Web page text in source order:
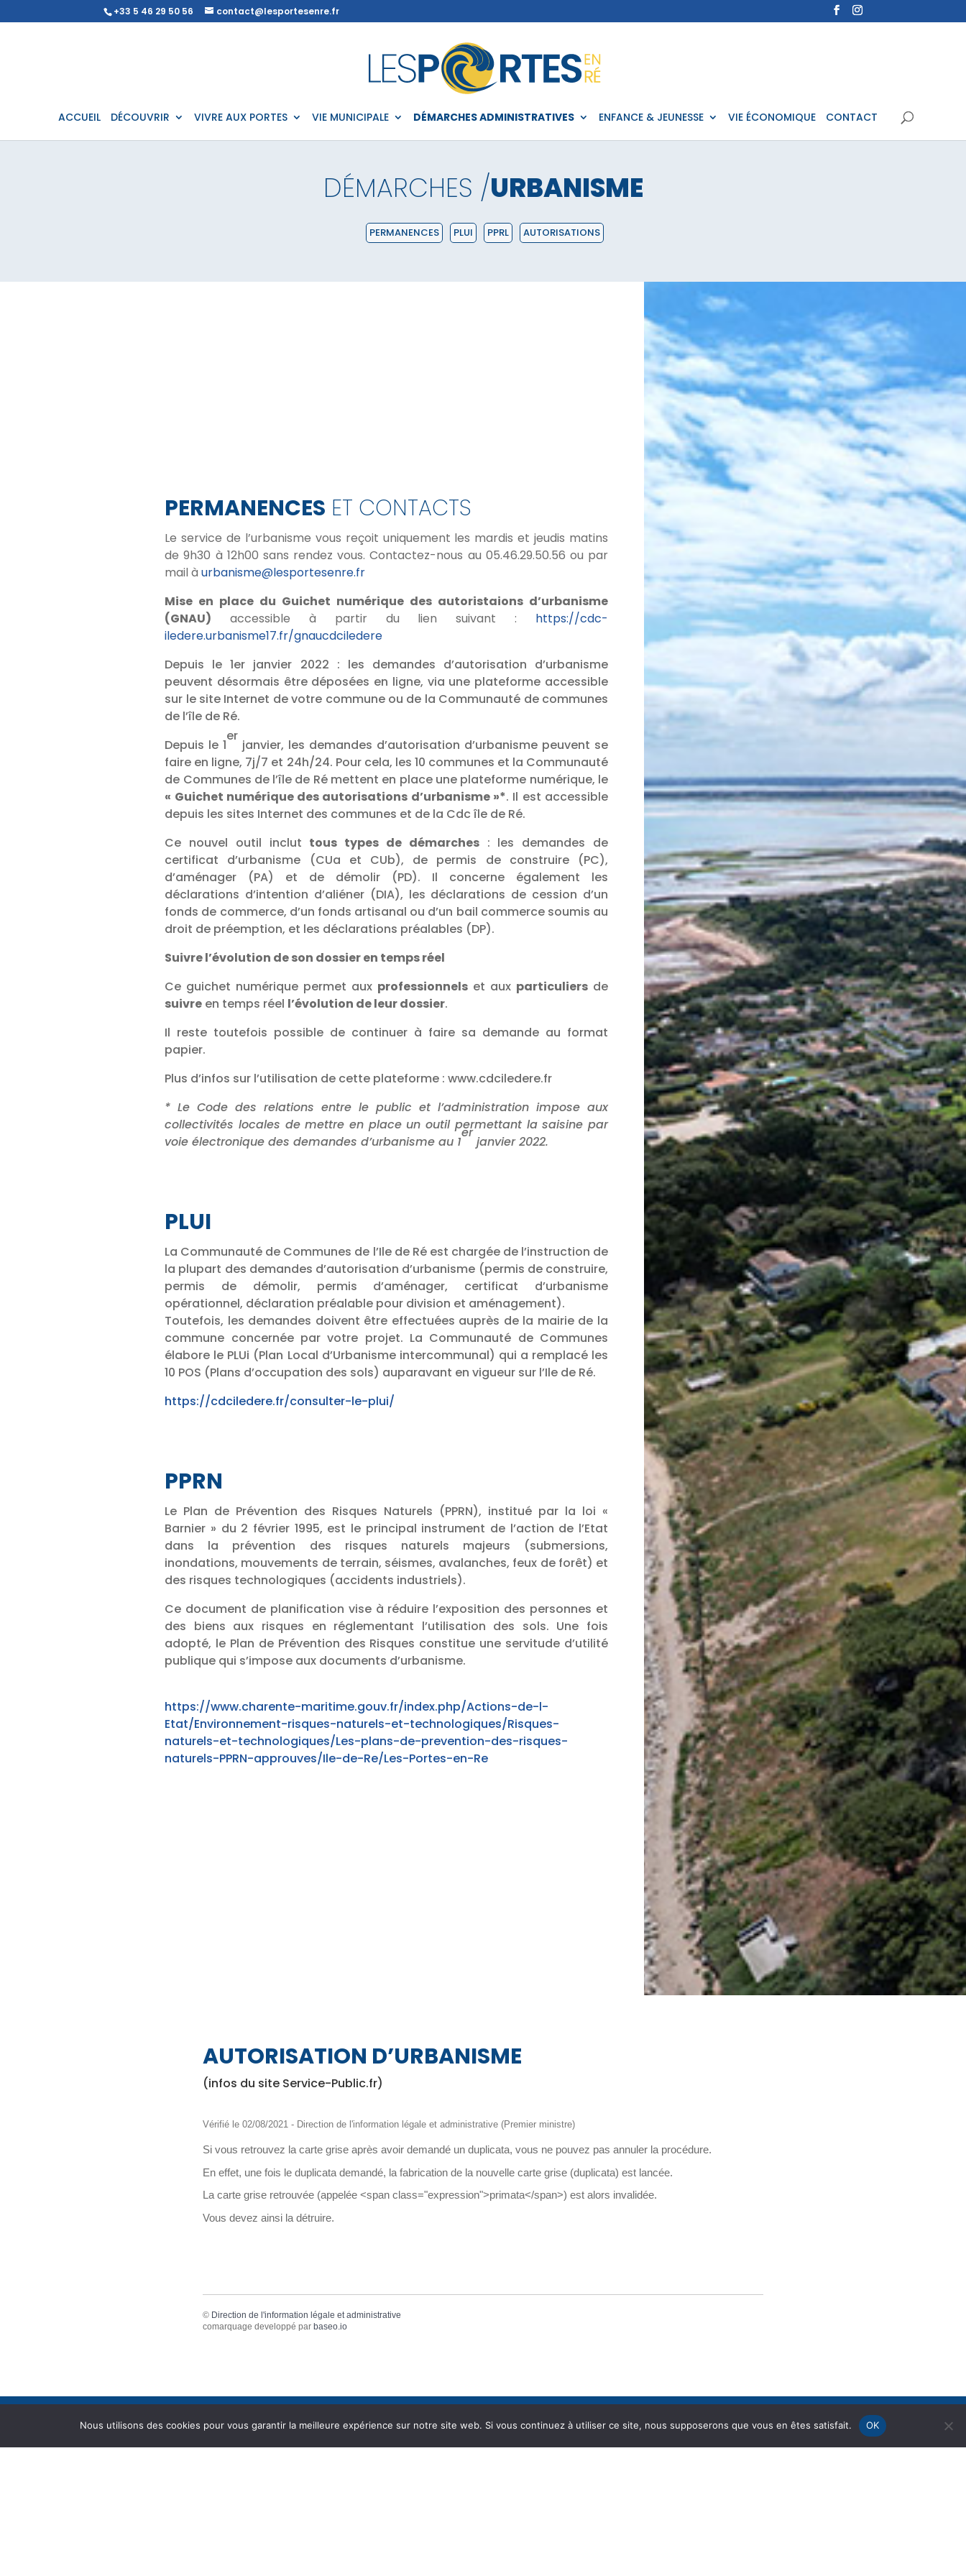
+33 5 46 29 50 56 contact@lesportesenre.fr
ACCUEIL DÉCOUVRIR VIVRE AUX PORTES VIE MUNICIPALE DÉMARCHES ADMINISTRATIVES ENFANCE & JEUNESSE VIE ÉCONOMIQUE CONTACT
DÉMARCHES /URBANISME
PERMANENCES PLUI PPRL AUTORISATIONS
PERMANENCES ET CONTACTS
Le service de l’urbanisme vous reçoit uniquement les mardis et jeudis matins
de 9h30 à 12h00 sans rendez vous. Contactez-nous au 05.46.29.50.56 ou par
mail àurbanisme@lesportesenre.fr
Mise en place du Guichet numérique des autoristaions d’urbanisme
(GNAU) accessible à partir du lien suivant : https://cdc-
iledere.urbanisme17.fr/gnaucdciledere
Depuis le 1er janvier 2022 : les demandes d’autorisation d’urbanisme
peuvent désormais être déposées en ligne, via une plateforme accessible
sur le site Internet de votre commune ou de la Communauté de communes
de l’île de Ré.
Depuis le 1
er
janvier, les demandes d’autorisation d’urbanisme peuvent se
faire en ligne, 7j/7 et 24h/24. Pour cela, les 10 communes et la Communauté
de Communes de l’île de Ré mettent en place une plateforme numérique, le
« Guichet numérique des autorisations d’urbanisme »*. Il est accessible
depuis les sites Internet des communes et de la Cdc île de Ré.
Ce nouvel outil inclut tous types de démarches: les demandes de
certificat d’urbanisme (CUa et CUb), de permis de construire (PC),
d’aménager (PA) et de démolir (PD). Il concerne également les
déclarations d’intention d’aliéner (DIA), les déclarations de cession d’un
fonds de commerce, d’un fonds artisanal ou d’un bail commerce soumis au
droit de préemption, et les déclarations préalables (DP).
Suivre l’évolution de son dossier en temps réel
Ce guichet numérique permet aux professionnels et aux particuliers de
suivre en temps réel l’évolution de leur dossier.
Il reste toutefois possible de continuer à faire sa demande au format
papier.
Plus d’infos sur l’utilisation de cette plateforme : www.cdciledere.fr
* Le Code des relations entre le public et l’administration impose aux
collectivités locales de mettre en place un outil permettant la saisine par
voie électronique des demandes d’urbanisme au 1
er
janvier 2022.
PLUI
La Communauté de Communes de l’Ile de Ré est chargée de l’instruction de
la plupart des demandes d’autorisation d’urbanisme (permis de construire,
permis de démolir, permis d’aménager, certificat d’urbanisme
opérationnel, déclaration préalable pour division et aménagement).
Toutefois, les demandes doivent être effectuées auprès de la mairie de la
commune concernée par votre projet. La Communauté de Communes
élabore le PLUi (Plan Local d’Urbanisme intercommunal) qui a remplacé les
10 POS (Plans d’occupation des sols) auparavant en vigueur sur l’Ile de Ré.
https://cdciledere.fr/consulter-le-plui/
PPRN
Le Plan de Prévention des Risques Naturels (PPRN), institué par la loi «
Barnier » du 2 février 1995, est le principal instrument de l’action de l’Etat
dans la prévention des risques naturels majeurs (submersions,
inondations, mouvements de terrain, séismes, avalanches, feux de forêt) et
des risques technologiques (accidents industriels).
Ce document de planification vise à réduire l’exposition des personnes et
des biens aux risques en réglementant l’utilisation des sols. Une fois
adopté, le Plan de Prévention des Risques constitue une servitude d’utilité
publique qui s’impose aux documents d’urbanisme.
https://www.charente-maritime.gouv.fr/index.php/Actions-de-l-
Etat/Environnement-risques-naturels-et-technologiques/Risques-
naturels-et-technologiques/Les-plans-de-prevention-des-risques-
naturels-PPRN-approuves/Ile-de-Re/Les-Portes-en-Re
AUTORISATION D’URBANISME
(infos du site Service-Public.fr)
Vérifié le 02/08/2021 - Direction de l'information légale et administrative (Premier ministre)
Si vous retrouvez la carte grise après avoir demandé un duplicata, vous ne pouvez pas annuler la procédure.
En effet, une fois le duplicata demandé, la fabrication de la nouvelle carte grise (duplicata) est lancée.
La carte grise retrouvée (appelée <span class="expression">primata</span>) est alors invalidée.
Vous devez ainsi la détruire.
© Direction de l'information légale et administrative
comarquage developpé par baseo.io
Nous utilisons des cookies pour vous garantir la meilleure expérience sur notre site web. Si vous continuez à utiliser ce site, nous supposerons que vous en êtes satisfait. OK